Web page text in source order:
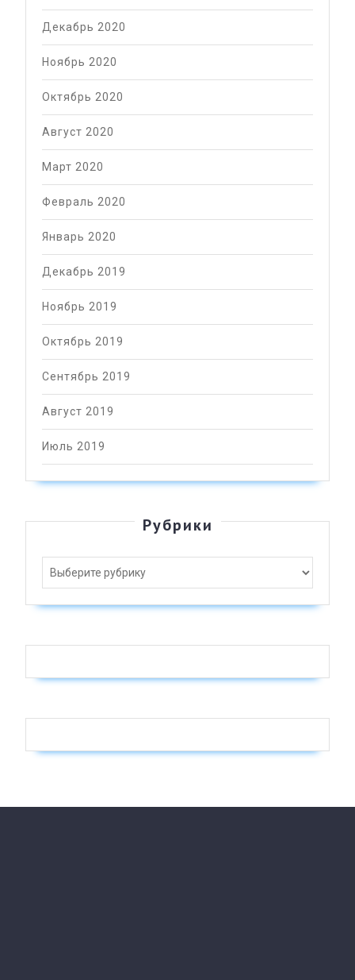
Декабрь 2020
Ноябрь 2020
Октябрь 2020
Август 2020
Март 2020
Февраль 2020
Январь 2020
Декабрь 2019
Ноябрь 2019
Октябрь 2019
Сентябрь 2019
Август 2019
Июль 2019
Рубрики